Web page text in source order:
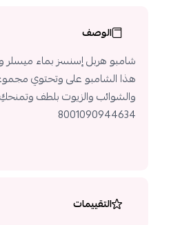
الوصف
شامبو هربل إسنسز بماء ميسلر
هذا الشامبو على وتحتوي
والشوائب والزيوت بلطف وتمنحكِ
8001090944634
التقييمات